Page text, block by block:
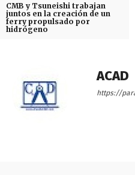
CMB y Tsuneishi trabajan
juntos en la creación de un
ferry propulsado por
hidrógeno
ACAD
https://